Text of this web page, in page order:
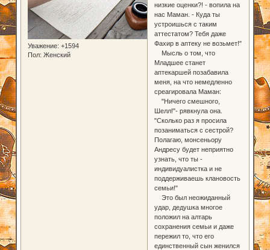
Уважение: +1594
Пол: Женский
низкие оценки?! - вопила на
нас Маман. - Куда ты
устроишься с таким
аттестатом? Тебя даже
Фахир в аптеку не возьмет!"
Мысль о том, что
Младшее станет
аптекаршей позабавила
меня, на что немедленно
среагировала Маман:
"Ничего смешного,
Шелл!"- рявкнула она.
"Сколько раз я просила
позаниматься с сестрой?
Полагаю, монсеньору
Андресу будет неприятно
узнать, что ты -
индивидуалистка и не
поддерживаешь клановость
семьи!"
Это был неожиданный
удар, дедушка многое
положил на алтарь
сохранения семьи и даже
пережил то, что его
единственный сын женился